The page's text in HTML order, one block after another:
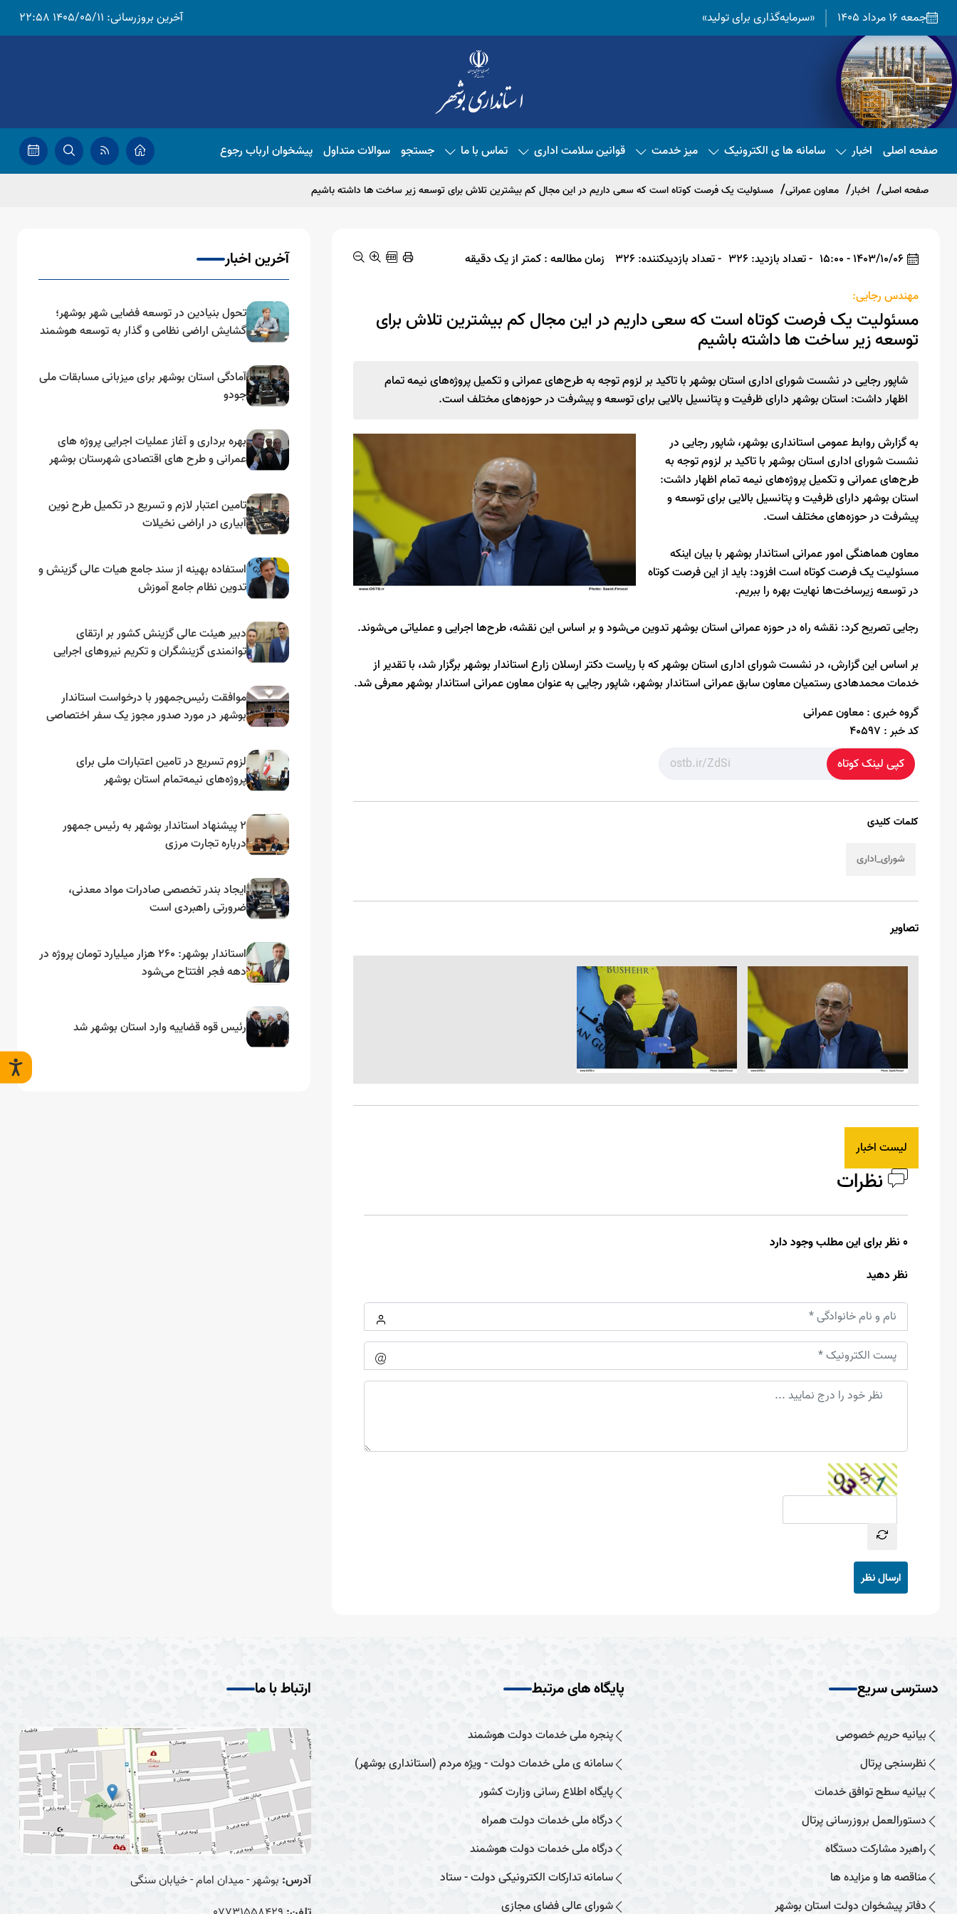
جمعه 16 مرداد 1405 «سرمایه‌گذاری برای تولید» آخرین بروزرسانی: 1405/05/11 22:58
صفحه اصلی اخبار سامانه ها ی الکترونیک میز خدمت قوانین سلامت اداری تماس با ما جستجو سوالات متداول پیشخوان ارباب رجوع
صفحه اصلی اخبار معاون عمرانی مسئولیت یک فرصت کوتاه است که سعی داریم در این مجال کم بیشترین تلاش برای توسعه زیر ساخت ها داشته باشیم
1403/10/06 - 15:00 - تعداد بازدید: 326 - تعداد بازدیدکننده: 326
زمان مطالعه : کمتر از یک دقیقه
مهندس رجایی:
مسئولیت یک فرصت کوتاه است که سعی داریم در این مجال کم بیشترین تلاش برای
توسعه زیر ساخت ها داشته باشیم
شاپور رجایی در نشست شورای اداری استان بوشهر با تاکید بر لزوم توجه به طرح‌های عمرانی و تکمیل پروژه‌های نیمه تمام
اظهار داشت: استان بوشهر دارای ظرفیت و پتانسیل بالایی برای توسعه و پیشرفت در حوزه‌های مختلف است.
به گزارش روابط عمومی استانداری بوشهر، شاپور رجایی در
نشست شورای اداری استان بوشهر با تاکید بر لزوم توجه به
طرح‌های عمرانی و تکمیل پروژه‌های نیمه تمام اظهار داشت:
استان بوشهر دارای ظرفیت و پتانسیل بالایی برای توسعه و
پیشرفت در حوزه‌های مختلف است.
معاون هماهنگی امور عمرانی استاندار بوشهر با بیان اینکه
مسئولیت یک فرصت کوتاه است افزود: باید از این فرصت کوتاه
در توسعه زیرساخت‌ها نهایت بهره را ببریم.
رجایی تصریح کرد: نقشه راه در حوزه عمرانی استان بوشهر تدوین می‌شود و بر اساس این نقشه، طرح‌ها اجرایی و عملیاتی می‌شوند.
بر اساس این گزارش، در نشست شورای اداری استان بوشهر که با ریاست دکتر ارسلان زارع استاندار بوشهر برگزار شد، با تقدیر از
خدمات محمدهادی رستمیان معاون سابق عمرانی استاندار بوشهر، شاپور رجایی به عنوان معاون عمرانی استاندار بوشهر معرفی شد.
گروه خبری :معاون عمرانی
کد خبر : 40597
کپی لینک کوتاه
کلمات کلیدی
شورای_اداری
تصاویر
لیست اخبار
نظرات
0 نظر برای این مطلب وجود دارد
نظر دهید
ارسال نظر
آخرین اخبار
تحول بنیادین در توسعه فضایی شهر بوشهر؛
گشایش اراضی نظامی و گذار به توسعه هوشمند
آمادگی استان بوشهر برای میزبانی مسابقات ملی
جودو
بهره برداری و آغاز عملیات اجرایی پروژه های
عمرانی و طرح های اقتصادی شهرستان بوشهر
تامین اعتبار لازم و تسریع در تکمیل طرح نوین
آبیاری در اراضی نخیلات
استفاده بهینه از سند جامع هیات عالی گزینش و‌
تدوین نظام جامع آموزش
دبیر هیئت عالی گزینش کشور بر ارتقای
توانمندی گزینشگران و تکریم نیروهای اجرایی
موافقت رئیس‌جمهور با درخواست استاندار
بوشهر در مورد صدور مجوز یک سفر اختصاصی
لزوم تسریع در تامین اعتبارات ملی برای
پروژه‌های نیمه‌تمام استان بوشهر
۲ پیشنهاد استاندار بوشهر به رئیس جمهور
درباره تجارت مرزی
ایجاد بندر تخصصی صادرات مواد معدنی،
ضرورتی راهبردی است
استاندار بوشهر: ۲۶۰ هزار میلیارد تومان پروژه در
دهه فجر افتتاح می‌شود
رئیس قوه قضاییه وارد استان بوشهر شد
دسترسی سریع
بیانیه حریم خصوصی
نظرسنجی پرتال
بیانیه سطح توافق خدمات
دستورالعمل بروزرسانی پرتال
راهبرد مشارکت دستگاه
مناقصه ها و مزایده ها
دفاتر پیشخوان دولت استان بوشهر
پایگاه های مرتبط
پنجره ملی خدمات دولت هوشمند
سامانه ی ملی خدمات دولت - ویژه مردم (استانداری بوشهر)
پایگاه اطلاع رسانی وزارت کشور
درگاه ملی خدمات دولت همراه
درگاه ملی خدمات دولت هوشمند
سامانه تدارکات الکترونیکی دولت - ستاد
شورای عالی فضای مجازی
ارتباط با ما
آدرس: بوشهر - میدان امام - خیابان سنگی